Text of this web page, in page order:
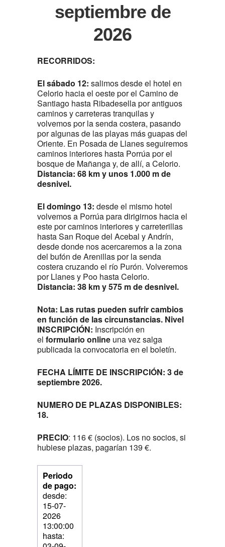
septiembre de
2026
RECORRIDOS:
El sábado 12: salimos desde el hotel en
Celorio hacia el oeste por el Camino de
Santiago hasta Ribadesella por antiguos
caminos y carreteras tranquilas y
volvemos por la senda costera, pasando
por algunas de las playas más guapas del
Oriente. En Posada de Llanes seguiremos
caminos interiores hasta Porrúa por el
bosque de Mañanga y, de allí, a Celorio.
Distancia: 68 km y unos 1.000 m de
desnivel.
El domingo 13: desde el mismo hotel
volvemos a Porrúa para dirigirnos hacia el
este por caminos interiores y carreterillas
hasta San Roque del Acebal y Andrín,
desde donde nos acercaremos a la zona
del bufón de Arenillas por la senda
costera cruzando el río Purón. Volveremos
por Llanes y Poo hasta Celorio.
Distancia: 38 km y 575 m de desnivel.
Nota: Las rutas pueden sufrir cambios
en función de las circunstancias. Nivel
INSCRIPCIÓN: Inscripción en
el formulario online una vez salga
publicada la convocatoria en el boletín.
FECHA LÍMITE DE INSCRIPCIÓN: 3 de
septiembre 2026.
NUMERO DE PLAZAS DISPONIBLES:
18.
PRECIO: 116 € (socios). Los no socios, si
hubiese plazas, pagarían 139 €.
Periodo
de pago:
desde:
15-07-
2026
13:00:00
hasta: